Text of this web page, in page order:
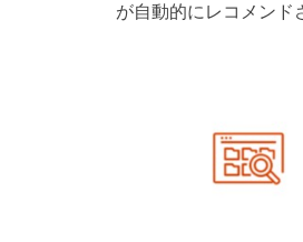
が自動的にレコメンド